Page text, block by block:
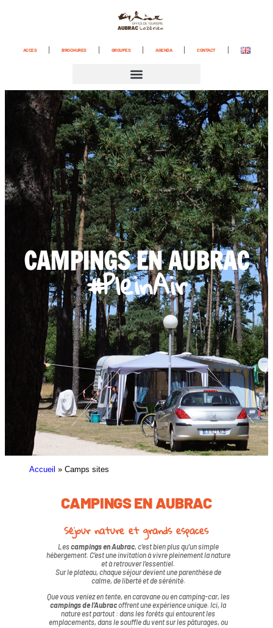
ACCES BROCHURES GROUPES AGENDA CONTACT
CAMPINGS EN AUBRAC
#PleinAir
Accueil » Camps sites
CAMPINGS EN AUBRAC
Séjour nature et grands espaces
Lescampings en Aubrac, c’est bien plus qu’un simple
hébergement. C’est une invitation à vivre pleinement la nature
et à retrouver l’essentiel.
Sur le plateau, chaque séjour devient une parenthèse de
calme, de liberté et de sérénité.
Que vous veniez en tente, en caravane ou en camping-car, les
campings de l’Aubracoffrent une expérience unique. Ici, la
nature est partout : dans les forêts qui entourent les
emplacements, dans le souffle du vent sur les pâturages, ou